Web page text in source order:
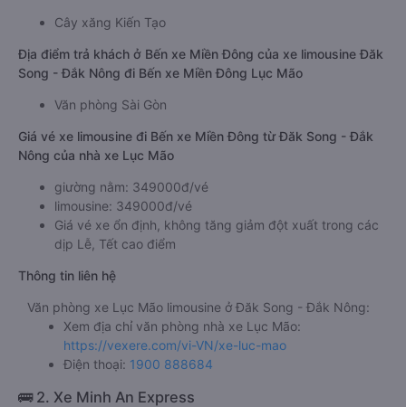
Cây xăng Kiến Tạo
Địa điểm trả khách ở Bến xe Miền Đông của xe limousine Đăk
Song - Đắk Nông đi Bến xe Miền Đông Lục Mão
Văn phòng Sài Gòn
Giá vé xe limousine đi Bến xe Miền Đông từ Đăk Song - Đắk
Nông của nhà xe Lục Mão
giường nằm: 349000đ/vé
limousine: 349000đ/vé
Giá vé xe ổn định, không tăng giảm đột xuất trong các
dịp Lễ, Tết cao điểm
Thông tin liên hệ
Văn phòng xe Lục Mão limousine ở Đăk Song - Đắk Nông:
Xem địa chỉ văn phòng nhà xe Lục Mão:
https://vexere.com/vi-VN/xe-luc-mao
Điện thoại: 1900 888684
🚌 2. Xe Minh An Express